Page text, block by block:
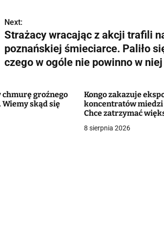
Next:
Strażacy wracając z akcji trafili
poznańskiej śmieciarce. Paliło
czego w ogóle nie powinno w
groźnego
Wiemy skąd się
Kongo zakazuje
koncentratów miedzi
Chce zatrzymać
8 sierpnia 2026